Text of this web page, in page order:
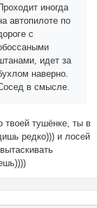
иногда
автопилоте по
с
идет за
наверно.
в смысле.
твоей тушёнке, ты в
редко))) и лосей